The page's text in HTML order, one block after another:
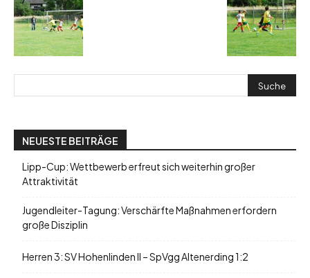
NEUESTE BEITRÄGE
Lipp-Cup: Wettbewerb erfreut sich weiterhin großer
Attraktivität
Jugendleiter-Tagung: Verschärfte Maßnahmen erfordern
große Disziplin
Herren 3: SV Hohenlinden II – SpVgg Altenerding 1:2